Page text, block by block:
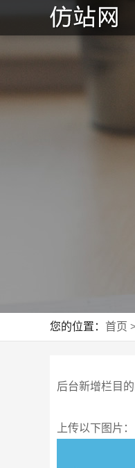
您的位置： 首页
后台新增栏目
上传以下图片：